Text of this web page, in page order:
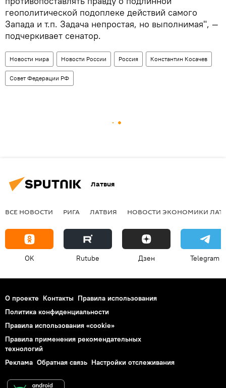
геополитической подоплеке действий самого
Запада и т.п. Задача непростая, но выполнимая", —
подчеркивает сенатор.
Новости мира Новости России Россия Константин Косачев
Совет Федерации РФ
Латвия
ВСЕ НОВОСТИ РИГА ЛАТВИЯ НОВОСТИ ЭКОНОМИКИ
OK Rutube Дзен Telegram
О проекте Контакты Правила использования
Политика конфиденциальности
Правила использования «cookie»
Правила применения рекомендательных
технологий
Реклама Обратная связь Настройки отслеживания